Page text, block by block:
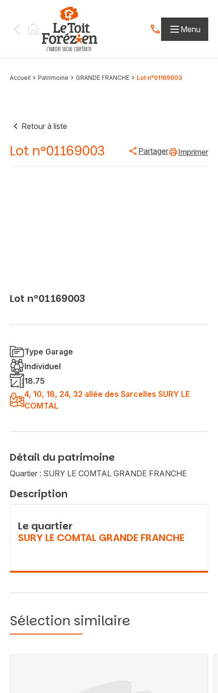
Contactez-nous
Menu
Accueil Patrimoine GRANDE FRANCHE Lot n°01169003
Retour à liste
Lot n°01169003 Partager Imprimer
Lot n°01169003
Type Garage
Individuel
18.75
4, 10, 18, 24, 32 allée des Sarcelles SURY LE
COMTAL
Détail du patrimoine
Quartier : SURY LE COMTAL GRANDE FRANCHE
Description
Le quartier
SURY LE COMTAL GRANDE FRANCHE
Sélection similaire